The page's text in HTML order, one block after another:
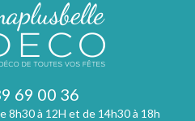
69 00 36
8h30 à 12H et de 14h30 à 18h